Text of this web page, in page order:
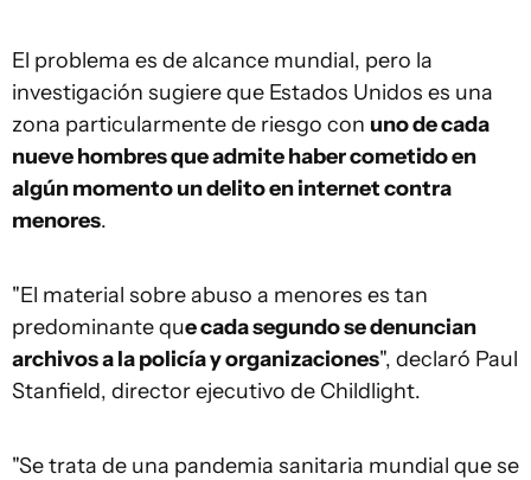
El problema es de alcance mundial, pero la
investigación sugiere que Estados Unidos es una
zona particularmente de riesgo con uno de cada
nueve hombres que admite haber cometido en
algún momento un delito en internet contra
menores.
"El material sobre abuso a menores es tan
predominante que cada segundo se denuncian
archivos a la policía y organizaciones", declaró Paul
Stanfield, director ejecutivo de Childlight.
"Se trata de una pandemia sanitaria mundial que se